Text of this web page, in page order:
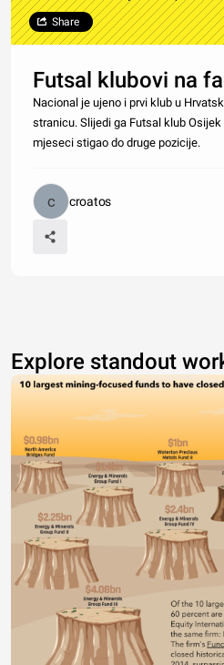
Share
Futsal klubovi na
Nacional je ujeno i prvi klub u
stranicu. Slijedi ga Futsal klub
mjeseci stigao do druge pozicije.
croatos
Explore standout